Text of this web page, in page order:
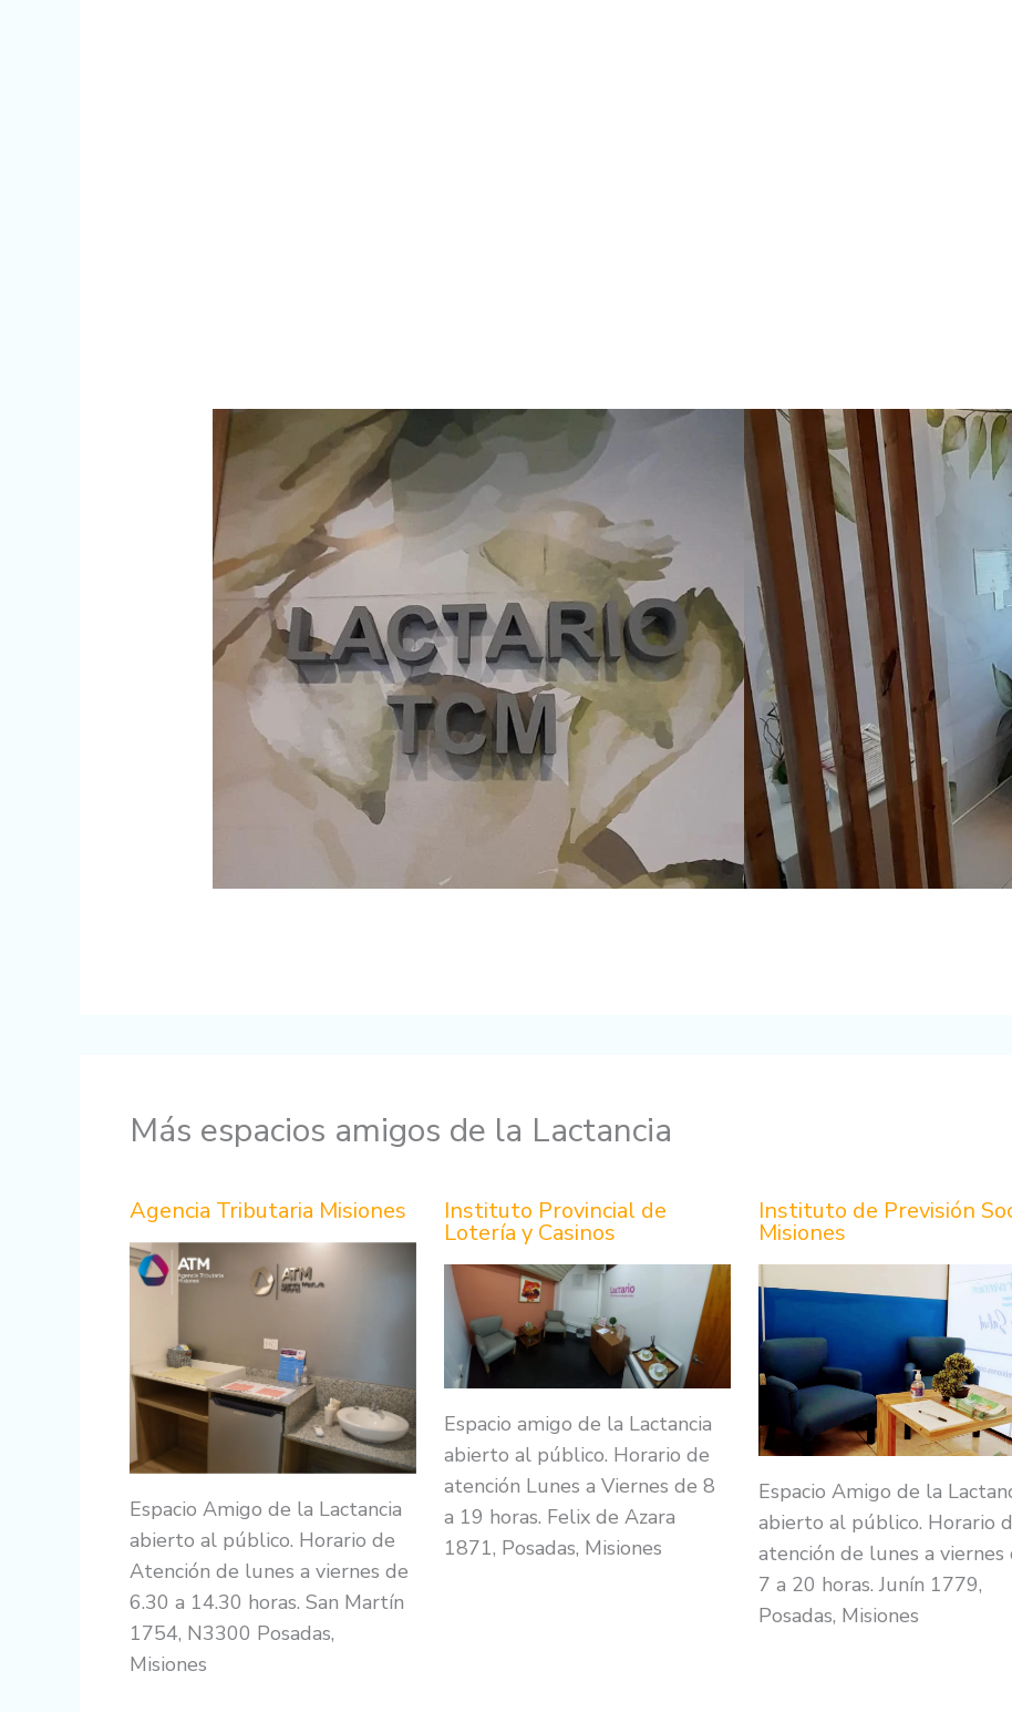
Más espacios amigos de la Lactancia
Agencia Tributaria Misiones
Espacio Amigo de la Lactancia
abierto al público. Horario de
Atención de lunes a viernes de
6.30 a 14.30 horas. San Martín
1754, N3300 Posadas,
Misiones
Instituto Provincial de
Lotería y Casinos
Espacio amigo de la Lactancia
abierto al público. Horario de
atención Lunes a Viernes de 8
a 19 horas. Felix de Azara
1871, Posadas, Misiones
Instituto de Previsión
Misiones
Espacio Amigo de la
abierto al público. Horario
atención de lunes a viernes
7 a 20 horas. Junín 1779,
Posadas, Misiones